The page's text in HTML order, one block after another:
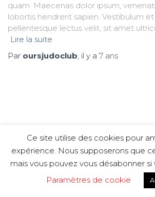
quam. Maecenas dolor ipsum,
lobortis hendrerit sapien. Vestibulum et
pellentesque lectus velit, sit amet
Lire la suite
Par oursjudoclub, il y a 7 ans
Ce site utilise des cookies pour
expérience. Nous supposerons que
mais vous pouvez vous désabonner si
Paramètres de cookie